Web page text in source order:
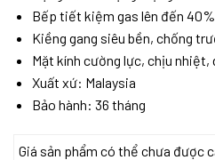
Bếp tiết kiệm gas lên đến 40%
Kiềng gang siêu bền, chống
Mặt kính cường lực, chịu nhiệt,
Xuất xứ: Malaysia
Bảo hành: 36 tháng
Giá sản phẩm có thể chưa được